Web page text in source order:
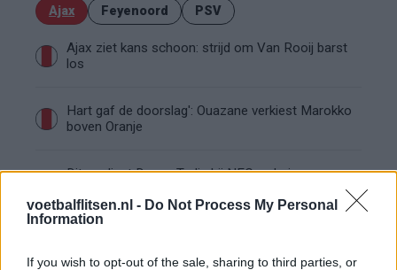
voetbalflitsen.nl - Do Not Process My Personal
Information
If you wish to opt-out of the sale, sharing to third parties, or
Ajax Feyenoord PSV
Ajax ziet kans schoon: strijd om Van Rooij barst
los
Hart gaf de doorslag': Ouazane verkiest Marokko
boven Oranje
Dit verdient Dusan Tadic bij NEC: salaris en